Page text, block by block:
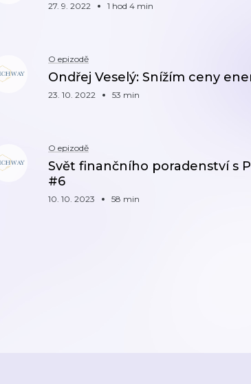
27. 9. 2022 1 hod 4 min
O epizodě
Ondřej Veselý: Snížím ceny
23. 10. 2022 53 min
O epizodě
Svět finančního poradenství s
#6
10. 10. 2023 58 min